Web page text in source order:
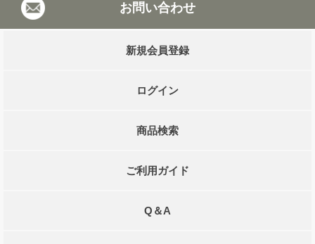
お問い合わせ
新規会員登録
ログイン
商品検索
ご利用ガイド
Q＆A